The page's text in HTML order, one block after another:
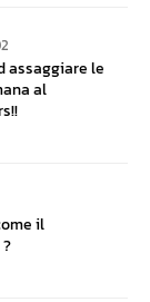
assaggiare le
al
il